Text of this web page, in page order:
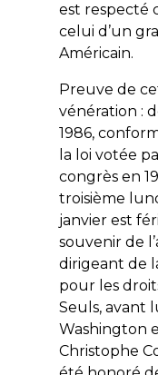
est respecté
celui d’un
Américain.
Preuve de
vénération :
1986,
la loi votée
congrès en
troisième
janvier est
souvenir de
dirigeant de
pour les
Seuls, avant
Washington
Christophe